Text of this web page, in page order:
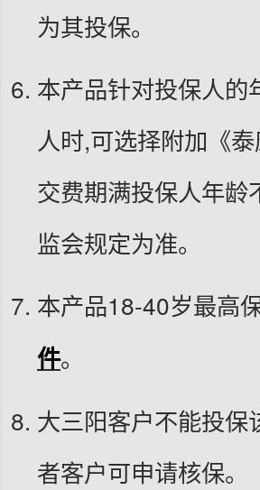
为其投保。
本产品针对投保人
人时,可选择附加《
交费期满投保人年
监会规定为准。
本产品18-40岁最高
件。
大三阳客户不能投保
者客户可申请核保。